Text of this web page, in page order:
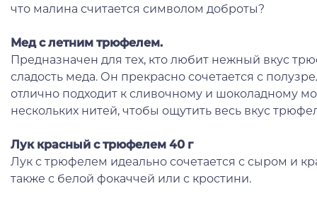
что малина считается символом доброты?
Медс летним трюфелем.
Предназначен для тех, кто любит нежный вкус
сладость меда. Он прекрасно сочетается с
отлично подходит к сливочному и шоколадному
нескольких нитей, чтобы ощутить весь вкус
Лук красный с трюфелем 40 г
Лук с трюфелем идеально сочетается с сыром и
также с белой фокаччей или с кростини.